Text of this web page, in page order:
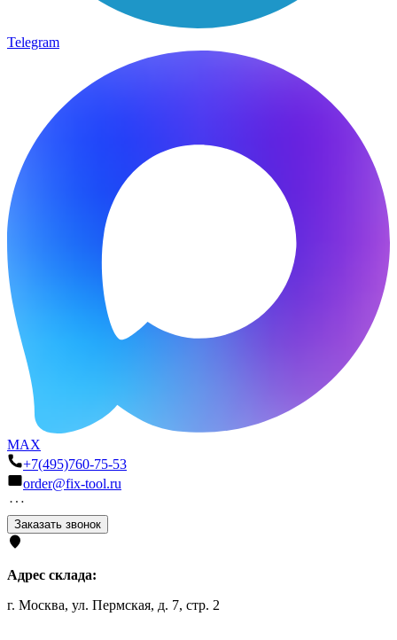
Telegram
MAX
+7(495)760-75-53
order@fix-tool.ru
Заказать звонок
Адрес склада:
г. Москва, ул. Пермская, д. 7, стр. 2